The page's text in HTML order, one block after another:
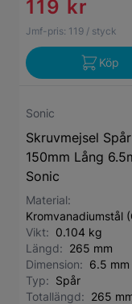
119 kr
Jmf-pris: 119 / styck
Köp
Sonic
Skruvmejsel Spår
150mm Lång
Sonic
Material:
Kromvanadiumstål
Vikt: 0.104 kg
Längd: 265 mm
Dimension: 6.5 mm
Typ: Spår
Totallängd: 265